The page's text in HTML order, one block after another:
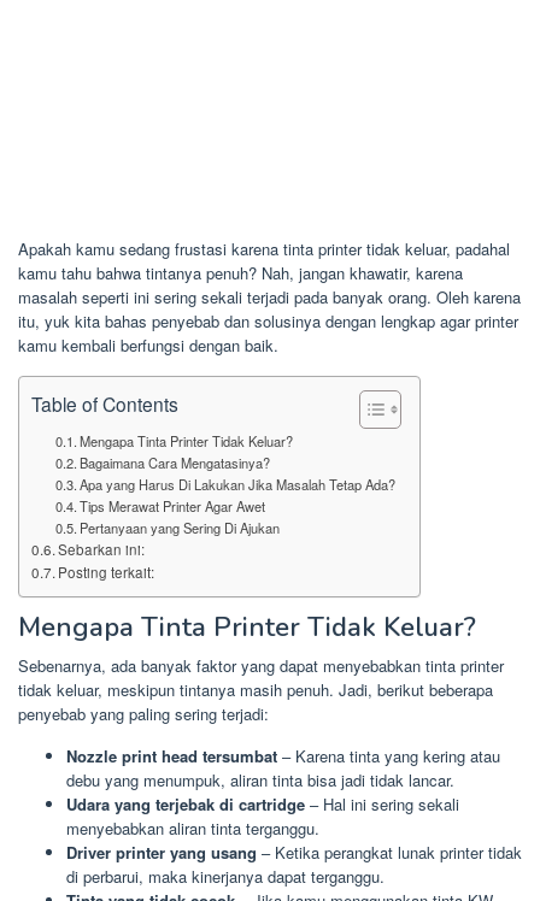
Apakah kamu sedang frustasi karena tinta printer tidak keluar, padahal
kamu tahu bahwa tintanya penuh? Nah, jangan khawatir, karena
masalah seperti ini sering sekali terjadi pada banyak orang. Oleh karena
itu, yuk kita bahas penyebab dan solusinya dengan lengkap agar printer
kamu kembali berfungsi dengan baik.
Table of Contents
Mengapa Tinta Printer Tidak Keluar?
Bagaimana Cara Mengatasinya?
Apa yang Harus Di Lakukan Jika Masalah Tetap Ada?
Tips Merawat Printer Agar Awet
Pertanyaan yang Sering Di Ajukan
Sebarkan ini:
Posting terkait:
Mengapa Tinta Printer Tidak Keluar?
Sebenarnya, ada banyak faktor yang dapat menyebabkan tinta printer
tidak keluar, meskipun tintanya masih penuh. Jadi, berikut beberapa
penyebab yang paling sering terjadi:
Nozzle print head tersumbat – Karena tinta yang kering atau
debu yang menumpuk, aliran tinta bisa jadi tidak lancar.
Udara yang terjebak di cartridge – Hal ini sering sekali
menyebabkan aliran tinta terganggu.
Driver printer yang usang – Ketika perangkat lunak printer tidak
di perbarui, maka kinerjanya dapat terganggu.